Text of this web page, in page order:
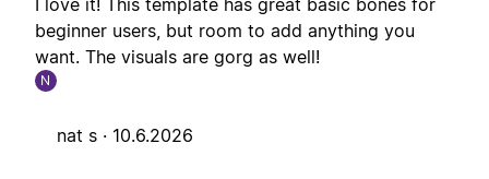
I love it! This template has great basic bones for
beginner users, but room to add anything you
want. The visuals are gorg as well!
N
nat s · 10.6.2026